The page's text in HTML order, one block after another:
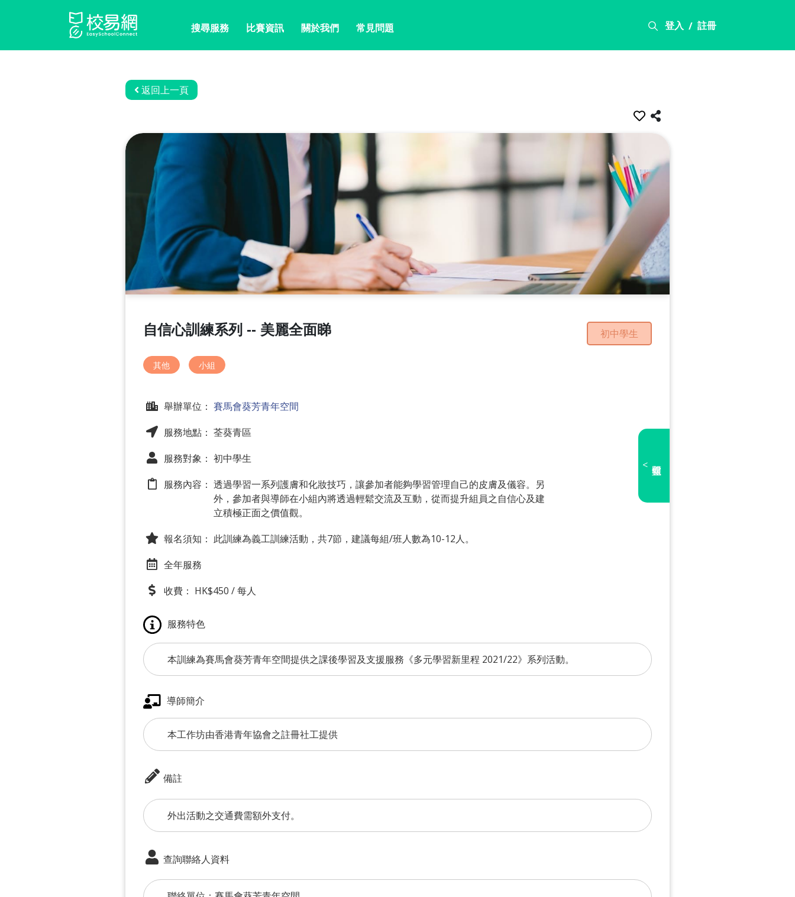
登入 / 註冊
搜尋服務 比賽資訊 關於我們 常見問題
返回上一頁
自信心訓練系列 -- 美麗全面睇 初中學生
其他 小組
舉辦單位： 賽馬會葵芳青年空間
服務地點： 荃葵青區
服務對象： 初中學生
服務內容： 透過學習一系列護膚和化妝技巧，讓參加者能夠學習管理自己的皮膚及儀容。另
外，參加者與導師在小組內將透過輕鬆交流及互動，從而提升組員之自信心及建
立積極正面之價值觀。
報名須知： 此訓練為義工訓練活動，共7節，建議每組/班人數為10-12人。
全年服務
收費： HK$450 / 每人
服務特色
本訓練為賽馬會葵芳青年空間提供之課後學習及支援服務《多元學習新里程 2021/22》系列活動。
導師簡介
本工作坊由香港青年協會之註冊社工提供
備註
外出活動之交通費需額外支付。
查詢聯絡人資料
<